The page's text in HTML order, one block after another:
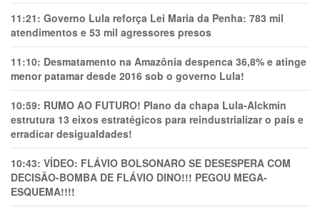
11:21: Governo Lula reforça Lei Maria da Penha: 783 mil
atendimentos e 53 mil agressores presos
11:10: Desmatamento na Amazônia despenca 36,8% e atinge
menor patamar desde 2016 sob o governo Lula!
10:59: RUMO AO FUTURO! Plano da chapa Lula-Alckmin
estrutura 13 eixos estratégicos para reindustrializar o país e
erradicar desigualdades!
10:43: VÍDEO: FLÁVIO BOLSONARO SE DESESPERA COM
DECISÃO-BOMBA DE FLÁVIO DINO!!! PEGOU MEGA-
ESQUEMA!!!!